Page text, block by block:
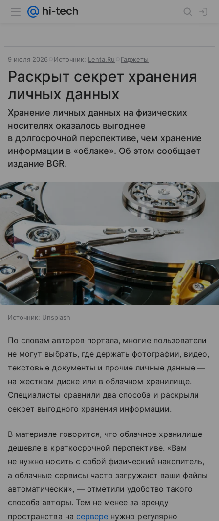
9 июля 2026 Источник: Lenta.Ru Гаджеты
Раскрыт секрет хранения
личных данных
Хранение личных данных на физических
носителях оказалось выгоднее
в долгосрочной перспективе, чем хранение
информации в «облаке». Об этом сообщает
издание BGR.
Источник: Unsplash
По словам авторов портала, многие пользователи
не могут выбрать, где держать фотографии, видео,
текстовые документы и прочие личные данные —
на жестком диске или в облачном хранилище.
Специалисты сравнили два способа и раскрыли
секрет выгодного хранения информации.
В материале говорится, что облачное хранилище
дешевле в краткосрочной перспективе. «Вам
не нужно носить с собой физический накопитель,
а облачные сервисы часто загружают ваши файлы
автоматически», — отметили удобство такого
способа авторы. Тем не менее за аренду
пространства на сервере нужно регулярно